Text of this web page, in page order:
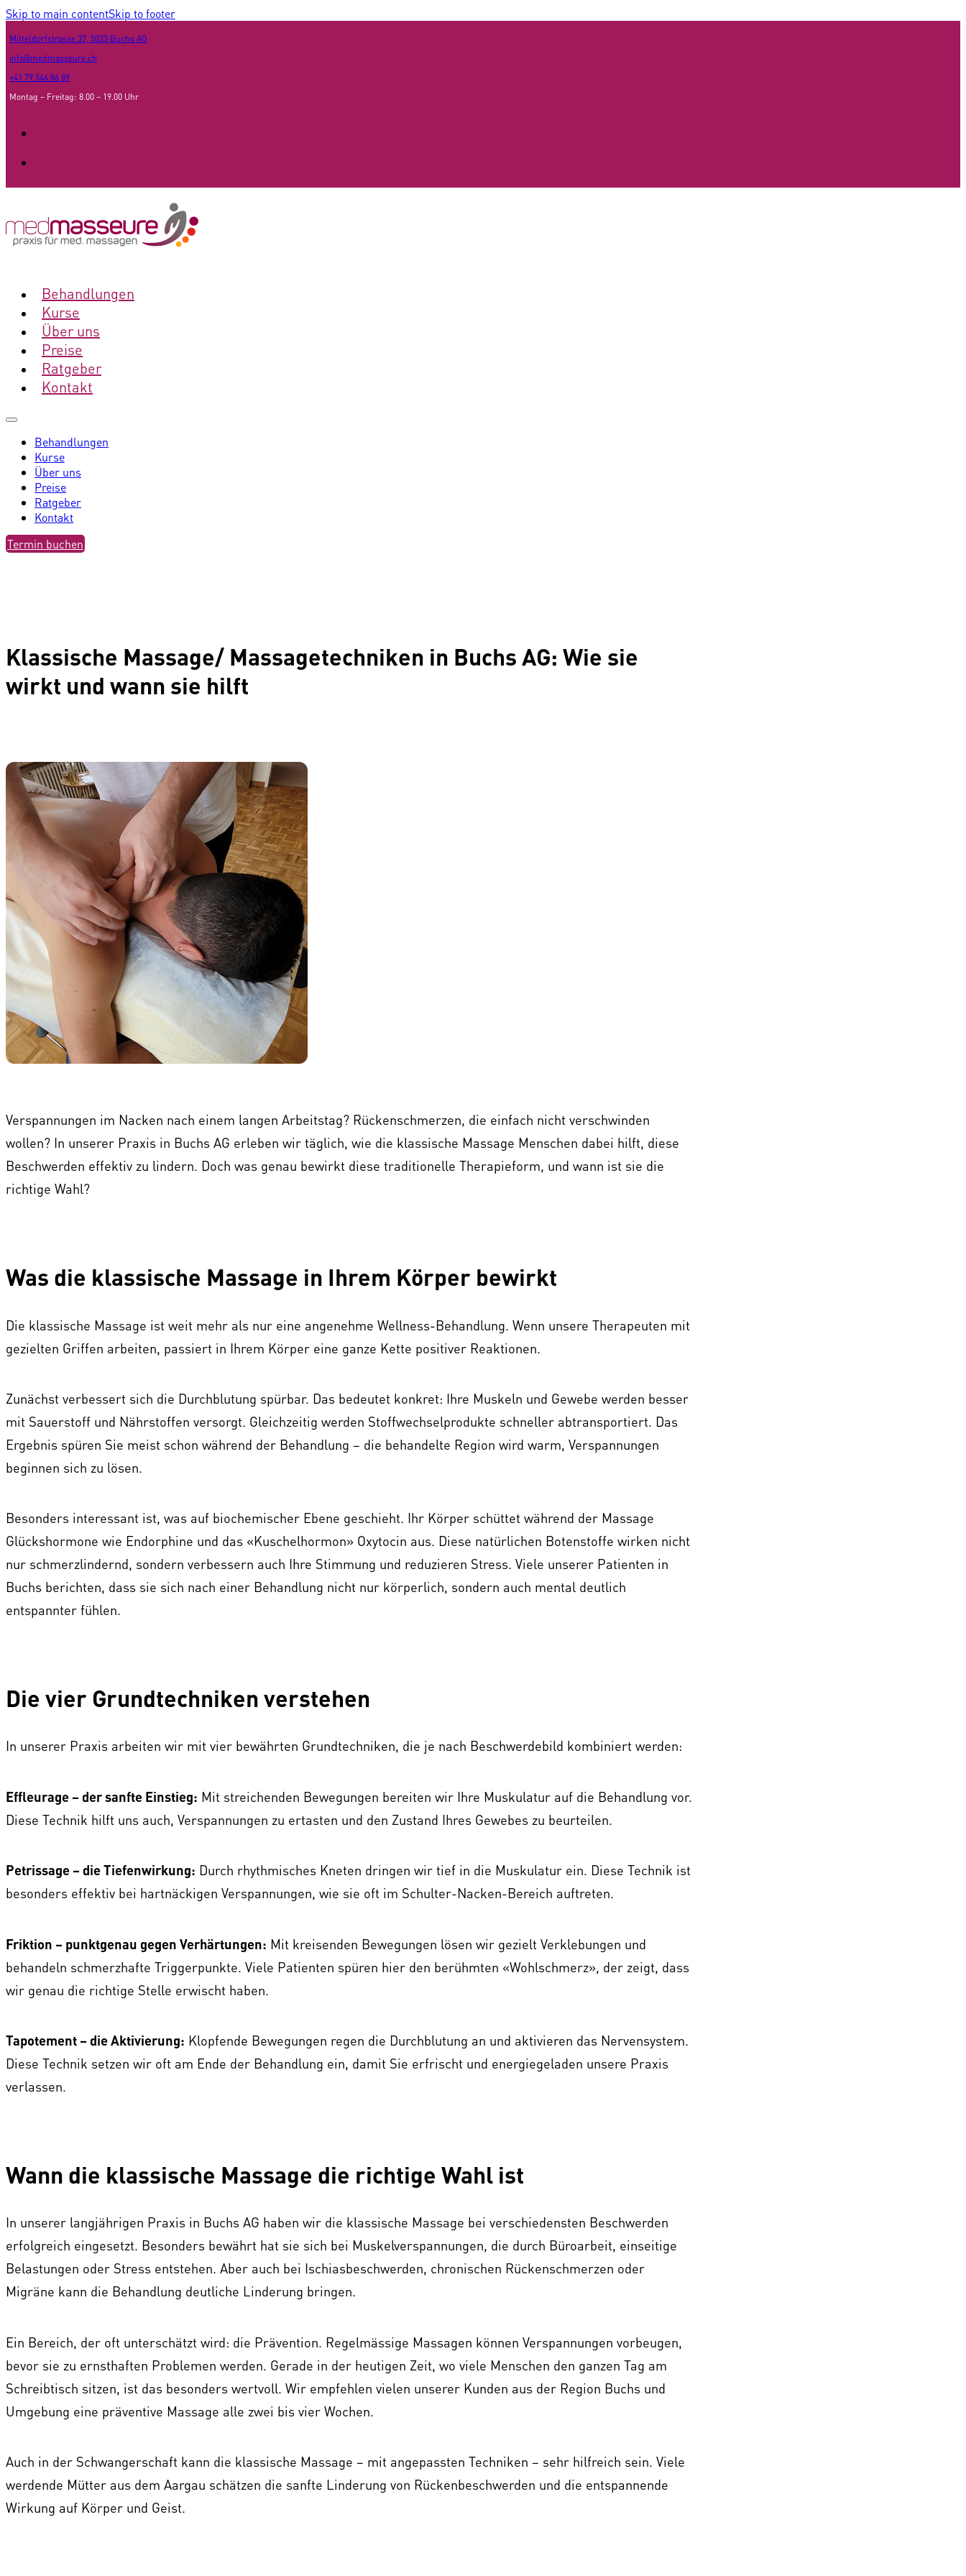
Skip to main contentSkip to footer
Mitteldorfstrasse 37, 5033 Buchs AG
info@medmasseure.ch
+41 79 546 86 89
Montag – Freitag: 8.00 – 19.00 Uhr
Behandlungen
Kurse
Über uns
Preise
Ratgeber
Kontakt
Behandlungen
Kurse
Über uns
Preise
Ratgeber
Kontakt
Termin buchen
Klassische Massage/ Massagetechniken in Buchs AG: Wie sie
wirkt und wann sie hilft
Verspannungen im Nacken nach einem langen Arbeitstag? Rückenschmerzen, die einfach nicht verschwinden
wollen? In unserer Praxis in Buchs AG erleben wir täglich, wie die klassische Massage Menschen dabei hilft, diese
Beschwerden effektiv zu lindern. Doch was genau bewirkt diese traditionelle Therapieform, und wann ist sie die
richtige Wahl?
Was die klassische Massage in Ihrem Körper bewirkt
Die klassische Massage ist weit mehr als nur eine angenehme Wellness-Behandlung. Wenn unsere Therapeuten mit
gezielten Griffen arbeiten, passiert in Ihrem Körper eine ganze Kette positiver Reaktionen.
Zunächst verbessert sich die Durchblutung spürbar. Das bedeutet konkret: Ihre Muskeln und Gewebe werden besser
mit Sauerstoff und Nährstoffen versorgt. Gleichzeitig werden Stoffwechselprodukte schneller abtransportiert. Das
Ergebnis spüren Sie meist schon während der Behandlung – die behandelte Region wird warm, Verspannungen
beginnen sich zu lösen.
Besonders interessant ist, was auf biochemischer Ebene geschieht. Ihr Körper schüttet während der Massage
Glückshormone wie Endorphine und das «Kuschelhormon» Oxytocin aus. Diese natürlichen Botenstoffe wirken nicht
nur schmerzlindernd, sondern verbessern auch Ihre Stimmung und reduzieren Stress. Viele unserer Patienten in
Buchs berichten, dass sie sich nach einer Behandlung nicht nur körperlich, sondern auch mental deutlich
entspannter fühlen.
Die vier Grundtechniken verstehen
In unserer Praxis arbeiten wir mit vier bewährten Grundtechniken, die je nach Beschwerdebild kombiniert werden:
Effleurage – der sanfte Einstieg: Mit streichenden Bewegungen bereiten wir Ihre Muskulatur auf die Behandlung vor.
Diese Technik hilft uns auch, Verspannungen zu ertasten und den Zustand Ihres Gewebes zu beurteilen.
Petrissage – die Tiefenwirkung: Durch rhythmisches Kneten dringen wir tief in die Muskulatur ein. Diese Technik ist
besonders effektiv bei hartnäckigen Verspannungen, wie sie oft im Schulter-Nacken-Bereich auftreten.
Friktion – punktgenau gegen Verhärtungen: Mit kreisenden Bewegungen lösen wir gezielt Verklebungen und
behandeln schmerzhafte Triggerpunkte. Viele Patienten spüren hier den berühmten «Wohlschmerz», der zeigt, dass
wir genau die richtige Stelle erwischt haben.
Tapotement – die Aktivierung: Klopfende Bewegungen regen die Durchblutung an und aktivieren das Nervensystem.
Diese Technik setzen wir oft am Ende der Behandlung ein, damit Sie erfrischt und energiegeladen unsere Praxis
verlassen.
Wann die klassische Massage die richtige Wahl ist
In unserer langjährigen Praxis in Buchs AG haben wir die klassische Massage bei verschiedensten Beschwerden
erfolgreich eingesetzt. Besonders bewährt hat sie sich bei Muskelverspannungen, die durch Büroarbeit, einseitige
Belastungen oder Stress entstehen. Aber auch bei Ischiasbeschwerden, chronischen Rückenschmerzen oder
Migräne kann die Behandlung deutliche Linderung bringen.
Ein Bereich, der oft unterschätzt wird: die Prävention. Regelmässige Massagen können Verspannungen vorbeugen,
bevor sie zu ernsthaften Problemen werden. Gerade in der heutigen Zeit, wo viele Menschen den ganzen Tag am
Schreibtisch sitzen, ist das besonders wertvoll. Wir empfehlen vielen unserer Kunden aus der Region Buchs und
Umgebung eine präventive Massage alle zwei bis vier Wochen.
Auch in der Schwangerschaft kann die klassische Massage – mit angepassten Techniken – sehr hilfreich sein. Viele
werdende Mütter aus dem Aargau schätzen die sanfte Linderung von Rückenbeschwerden und die entspannende
Wirkung auf Körper und Geist.